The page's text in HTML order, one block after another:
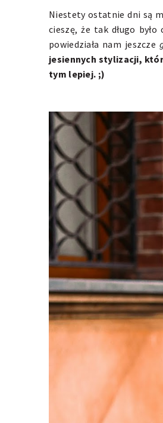
Niestety ostatnie dni są
cieszę, że tak długo
powiedziała nam jeszcze
jesiennych stylizacji,
tym lepiej. ;)